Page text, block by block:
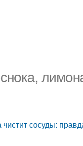
сосуды: